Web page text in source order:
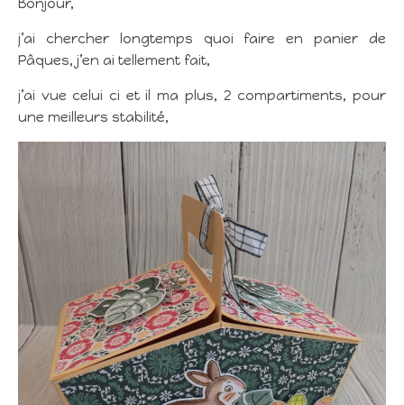
Bonjour,
j’ai chercher longtemps quoi faire en panier de
Pâques, j’en ai tellement fait,
j’ai vue celui ci et il ma plus, 2 compartiments, pour
une meilleurs stabilité,